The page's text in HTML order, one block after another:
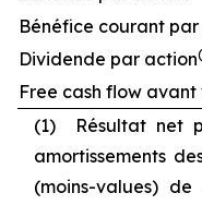
Bénéfice courant
Dividende par action(
Free cash flow
(1) Résultat net
amortissements
(moins-values)